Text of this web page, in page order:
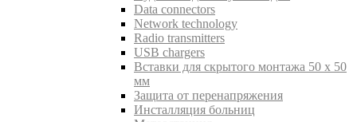
Data connectors
Network technology
Radio transmitters
USB chargers
Вставки для скрытого монтажа 50 x 50
мм
Защита от перенапряжения
Инсталляция больниц